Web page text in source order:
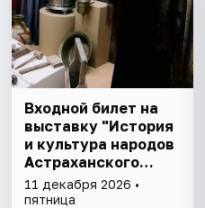
Входной билет на
выставку "История
и культура народов
Астраханского
края"
11 декабря 2026 •
пятница